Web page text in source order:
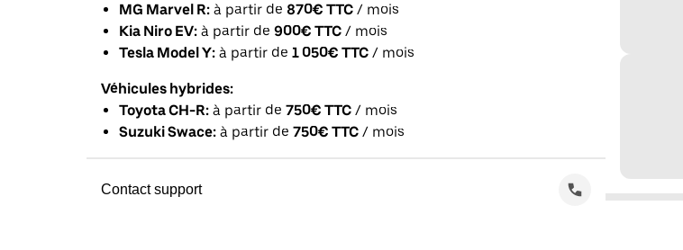
MG Marvel R: à partir de 870€ TTC / mois
Kia Niro EV: à partir de 900€ TTC / mois
Tesla Model Y: à partir de 1 050€ TTC / mois
Véhicules hybrides:
Toyota CH-R: à partir de 750€ TTC / mois
Suzuki Swace: à partir de 750€ TTC / mois
Contact support